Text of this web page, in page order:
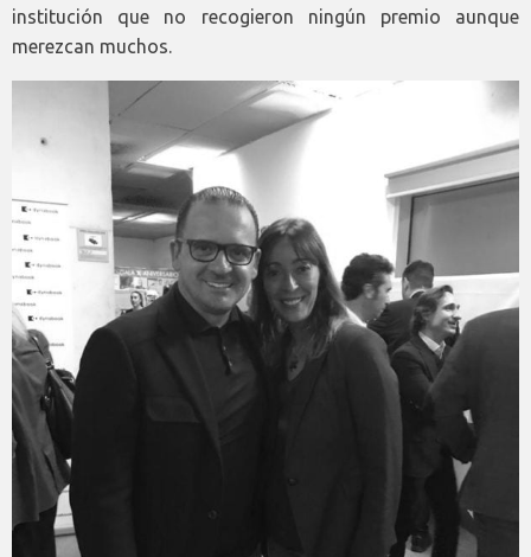
institución que no recogieron ningún premio aunque
merezcan muchos.